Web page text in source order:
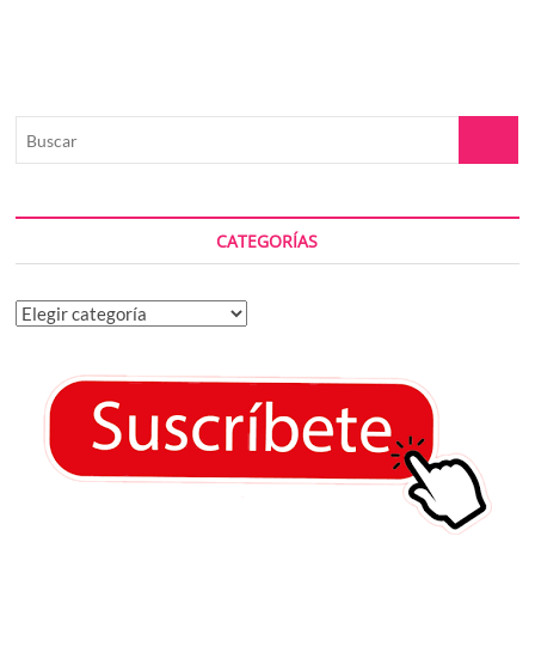
CATEGORÍAS
Categorías